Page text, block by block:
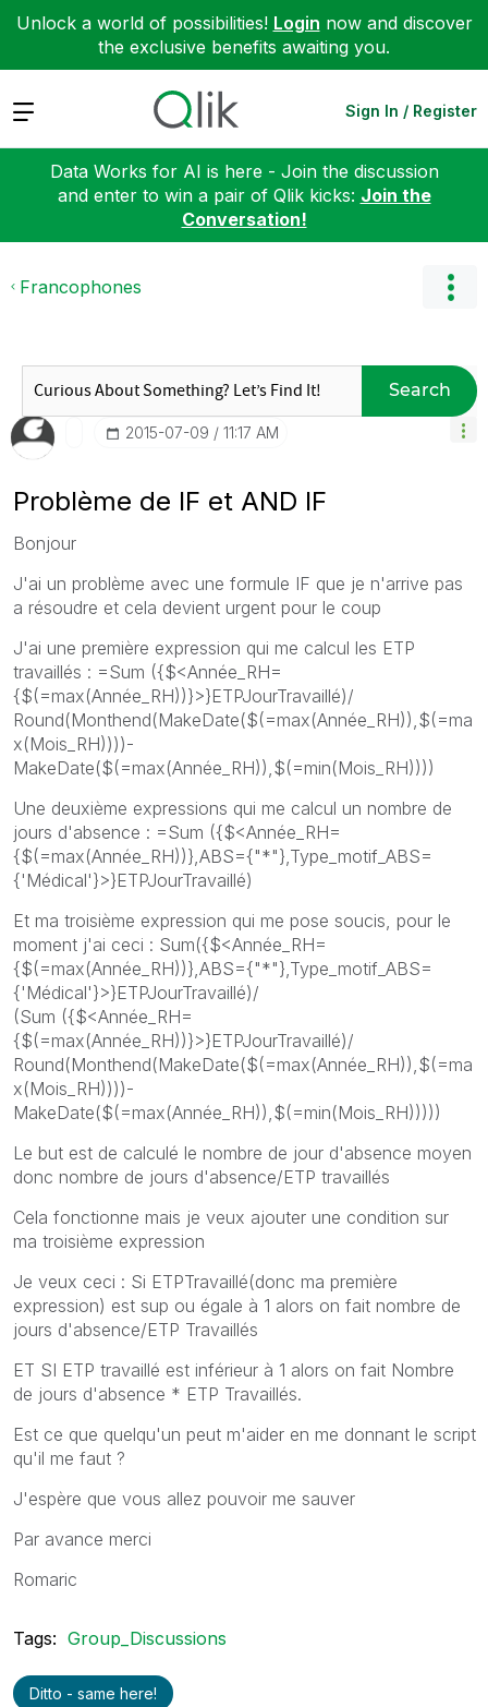
Unlock a world of possibilities! Login now and discover
the exclusive benefits awaiting you.
Expand Sign In / Register
Data Works for AI is here - Join the discussion
and enter to win a pair of Qlik kicks: Join the
Conversation!
Francophones
Search
‎2015-07-09 11:17 AM
Problème de IF et AND IF
Bonjour
J'ai un problème avec une formule IF que je n'arrive pas
a résoudre et cela devient urgent pour le coup
J'ai une première expression qui me calcul les ETP
travaillés : =Sum ({$<Année_RH=
{$(=max(Année_RH))}>}ETPJourTravaillé)/
Round(Monthend(MakeDate($(=max(Année_RH)),$(=ma
x(Mois_RH))))-
MakeDate($(=max(Année_RH)),$(=min(Mois_RH))))
Une deuxième expressions qui me calcul un nombre de
jours d'absence : =Sum ({$<Année_RH=
{$(=max(Année_RH))},ABS={"*"},Type_motif_ABS=
{'Médical'}>}ETPJourTravaillé)
Et ma troisième expression qui me pose soucis, pour le
moment j'ai ceci : Sum({$<Année_RH=
{$(=max(Année_RH))},ABS={"*"},Type_motif_ABS=
{'Médical'}>}ETPJourTravaillé)/
(Sum ({$<Année_RH=
{$(=max(Année_RH))}>}ETPJourTravaillé)/
Round(Monthend(MakeDate($(=max(Année_RH)),$(=ma
x(Mois_RH))))-
MakeDate($(=max(Année_RH)),$(=min(Mois_RH)))))
Le but est de calculé le nombre de jour d'absence moyen
donc nombre de jours d'absence/ETP travaillés
Cela fonctionne mais je veux ajouter une condition sur
ma troisième expression
Je veux ceci : Si ETPTravaillé(donc ma première
expression) est sup ou égale à 1 alors on fait nombre de
jours d'absence/ETP Travaillés
ET SI ETP travaillé est inférieur à 1 alors on fait Nombre
de jours d'absence * ETP Travaillés.
Est ce que quelqu'un peut m'aider en me donnant le script
qu'il me faut ?
J'espère que vous allez pouvoir me sauver
Par avance merci
Romaric
Tags: Group_Discussions
Ditto - same here!